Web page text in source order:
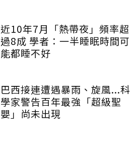
近10年7月「熱帶夜」頻率超
過8成 學者：一半睡眠時間可
能都睡不好
巴西接連遭遇暴雨、旋風...科
學家警告百年最強「超級聖
嬰」尚未出現